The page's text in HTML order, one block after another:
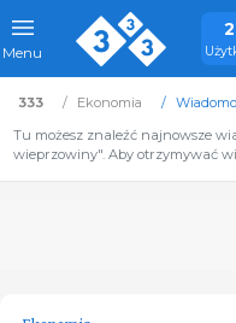
Menu
333 Ekonomia
Tu możesz znaleźć najnowsze
wieprzowiny". Aby otrzymywać